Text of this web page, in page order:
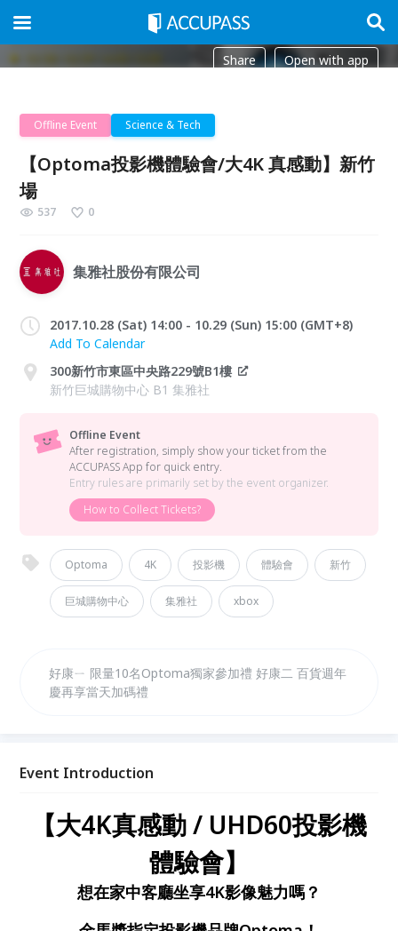
Share Open with app
Offline Event Science & Tech
【Optoma投影機體驗會/大4K 真感動】新竹
場
537 0
集雅社股份有限公司
2017.10.28 (Sat) 14:00 - 10.29 (Sun) 15:00 (GMT+8)
Add To Calendar
300新竹市東區中央路229號B1樓
新竹巨城購物中心 B1 集雅社
Offline Event
After registration, simply show your ticket from the
ACCUPASS App for quick entry.
Entry rules are primarily set by the event organizer.
How to Collect Tickets?
Optoma 4K 投影機 體驗會 新竹
巨城購物中心 集雅社 xbox
好康ㄧ 限量10名Optoma獨家參加禮 好康二 百貨週年
慶再享當天加碼禮
Event Introduction
【大4K真感動 / UHD60投影機
體驗會】
想在家中客廳坐享4K影像魅力嗎？